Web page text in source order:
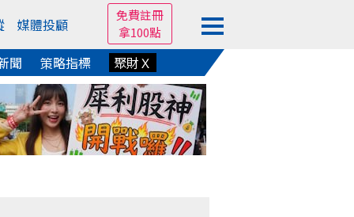
媒體投顧
免費註冊
拿100點
聞 策略指標 聚財Ｘ